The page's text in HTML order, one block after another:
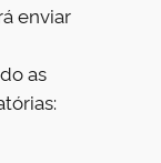
enviar
as